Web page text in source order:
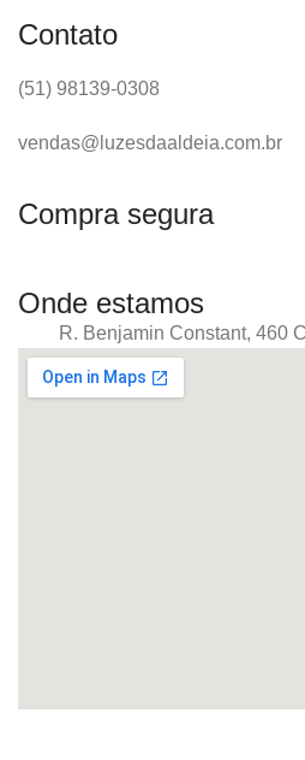
Contato
(51) 98139-0308
vendas@luzesdaaldeia.com.br
Compra segura
Onde estamos
R. Benjamin Constant, 460